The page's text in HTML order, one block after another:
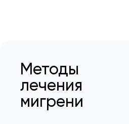
Методы
лечения
мигрени